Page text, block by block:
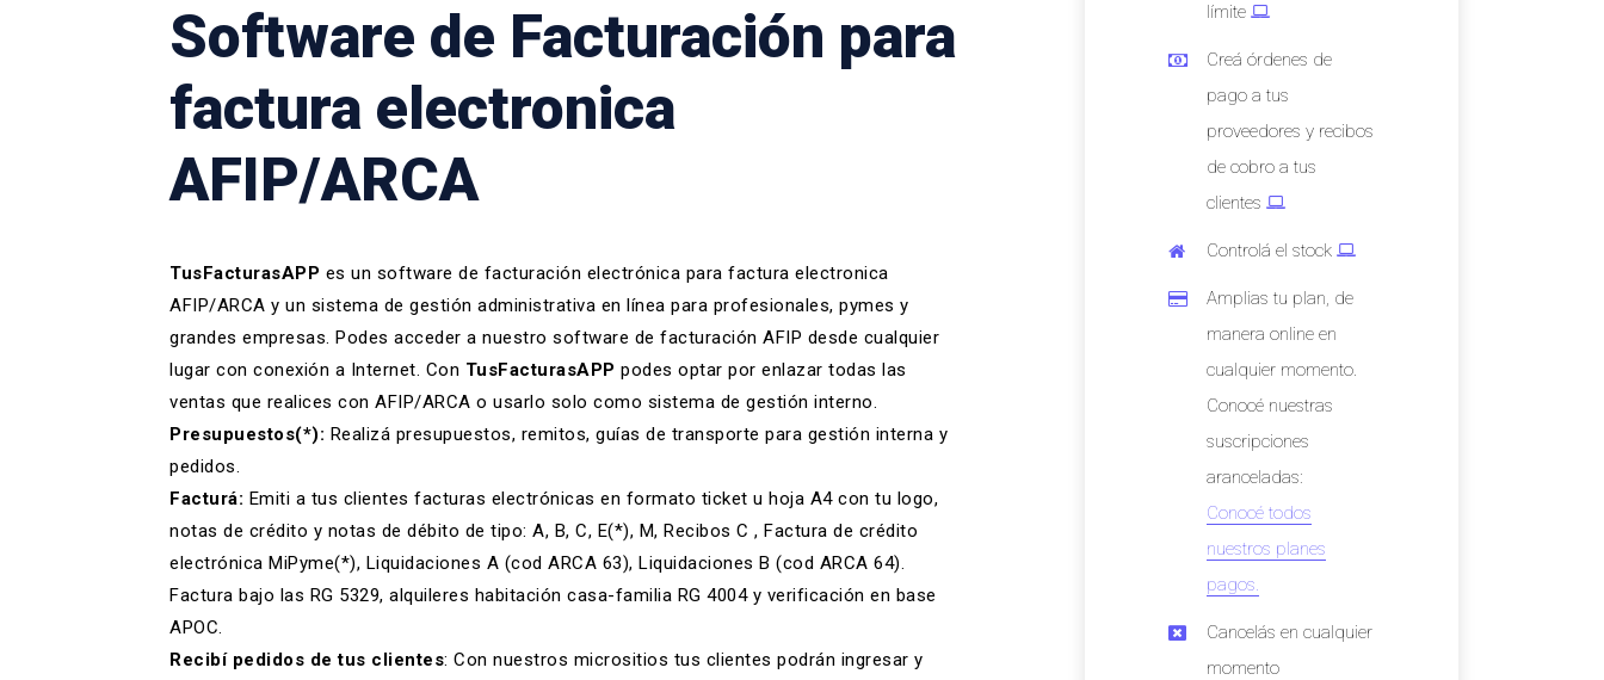
Software de Facturación para
factura electronica
AFIP/ARCA
TusFacturasAPP es un software de facturación electrónica para factura electronica
AFIP/ARCA y un sistema de gestión administrativa en línea para profesionales, pymes y
grandes empresas. Podes acceder a nuestro software de facturación AFIP desde cualquier
lugar con conexión a Internet. Con TusFacturasAPP podes optar por enlazar todas las
ventas que realices con AFIP/ARCA o usarlo solo como sistema de gestión interno.
Presupuestos(*): Realizá presupuestos, remitos, guías de transporte para gestión interna y
pedidos.
Facturá: Emiti a tus clientes facturas electrónicas en formato ticket u hoja A4 con tu logo,
notas de crédito y notas de débito de tipo: A, B, C, E(*), M, Recibos C , Factura de crédito
electrónica MiPyme(*), Liquidaciones A (cod ARCA 63), Liquidaciones B (cod ARCA 64).
Factura bajo las RG 5329, alquileres habitación casa-familia RG 4004 y verificación en base
APOC.
Recibí pedidos de tus clientes: Con nuestros micrositios tus clientes podrán ingresar y
límite
Creá órdenes de
pago a tus
proveedores y recibos
de cobro a tus
clientes
Controlá el stock
Amplias tu plan, de
manera online en
cualquier momento.
Conocé nuestras
suscripciones
aranceladas:
Conocé todos
nuestros planes
pagos.
Cancelás en cualquier
momento